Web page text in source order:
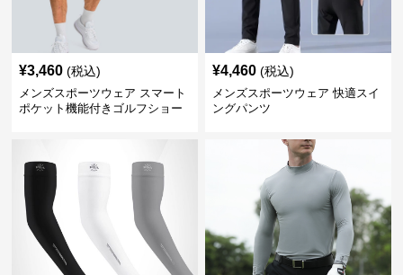
¥3,460 (税込)
メンズスポーツウェア スマート
ポケット機能付きゴルフショー
¥4,460 (税込)
メンズスポーツウェア 快適スイ
ングパンツ